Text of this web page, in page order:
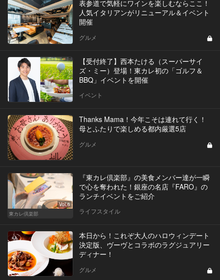
表参道で気軽にワインを楽しむならここ！
人気イタリアンがリニューアル＆イベント
開催
グルメ
【受付終了】西本たける（スーパーサイ
ズ・ミー）登場！東カレ初の「ゴルフ＆
BBQ」イベントを開催
イベント
Thanks Mama！今年こそは連れて行く！
母とふたりで楽しめる都内厳選5店
グルメ
Vol.6
東カレ倶楽部
『東カレ倶楽部』の美食メンバー達が一瞬
で心を奪われた！銀座の名店『FARO』の
ランチイベントをご紹介
ライフスタイル
本日から！これぞ大人のハロウィンデート
決定版、ヴーヴとコラボのラグジュアリー
ディナー！
グルメ